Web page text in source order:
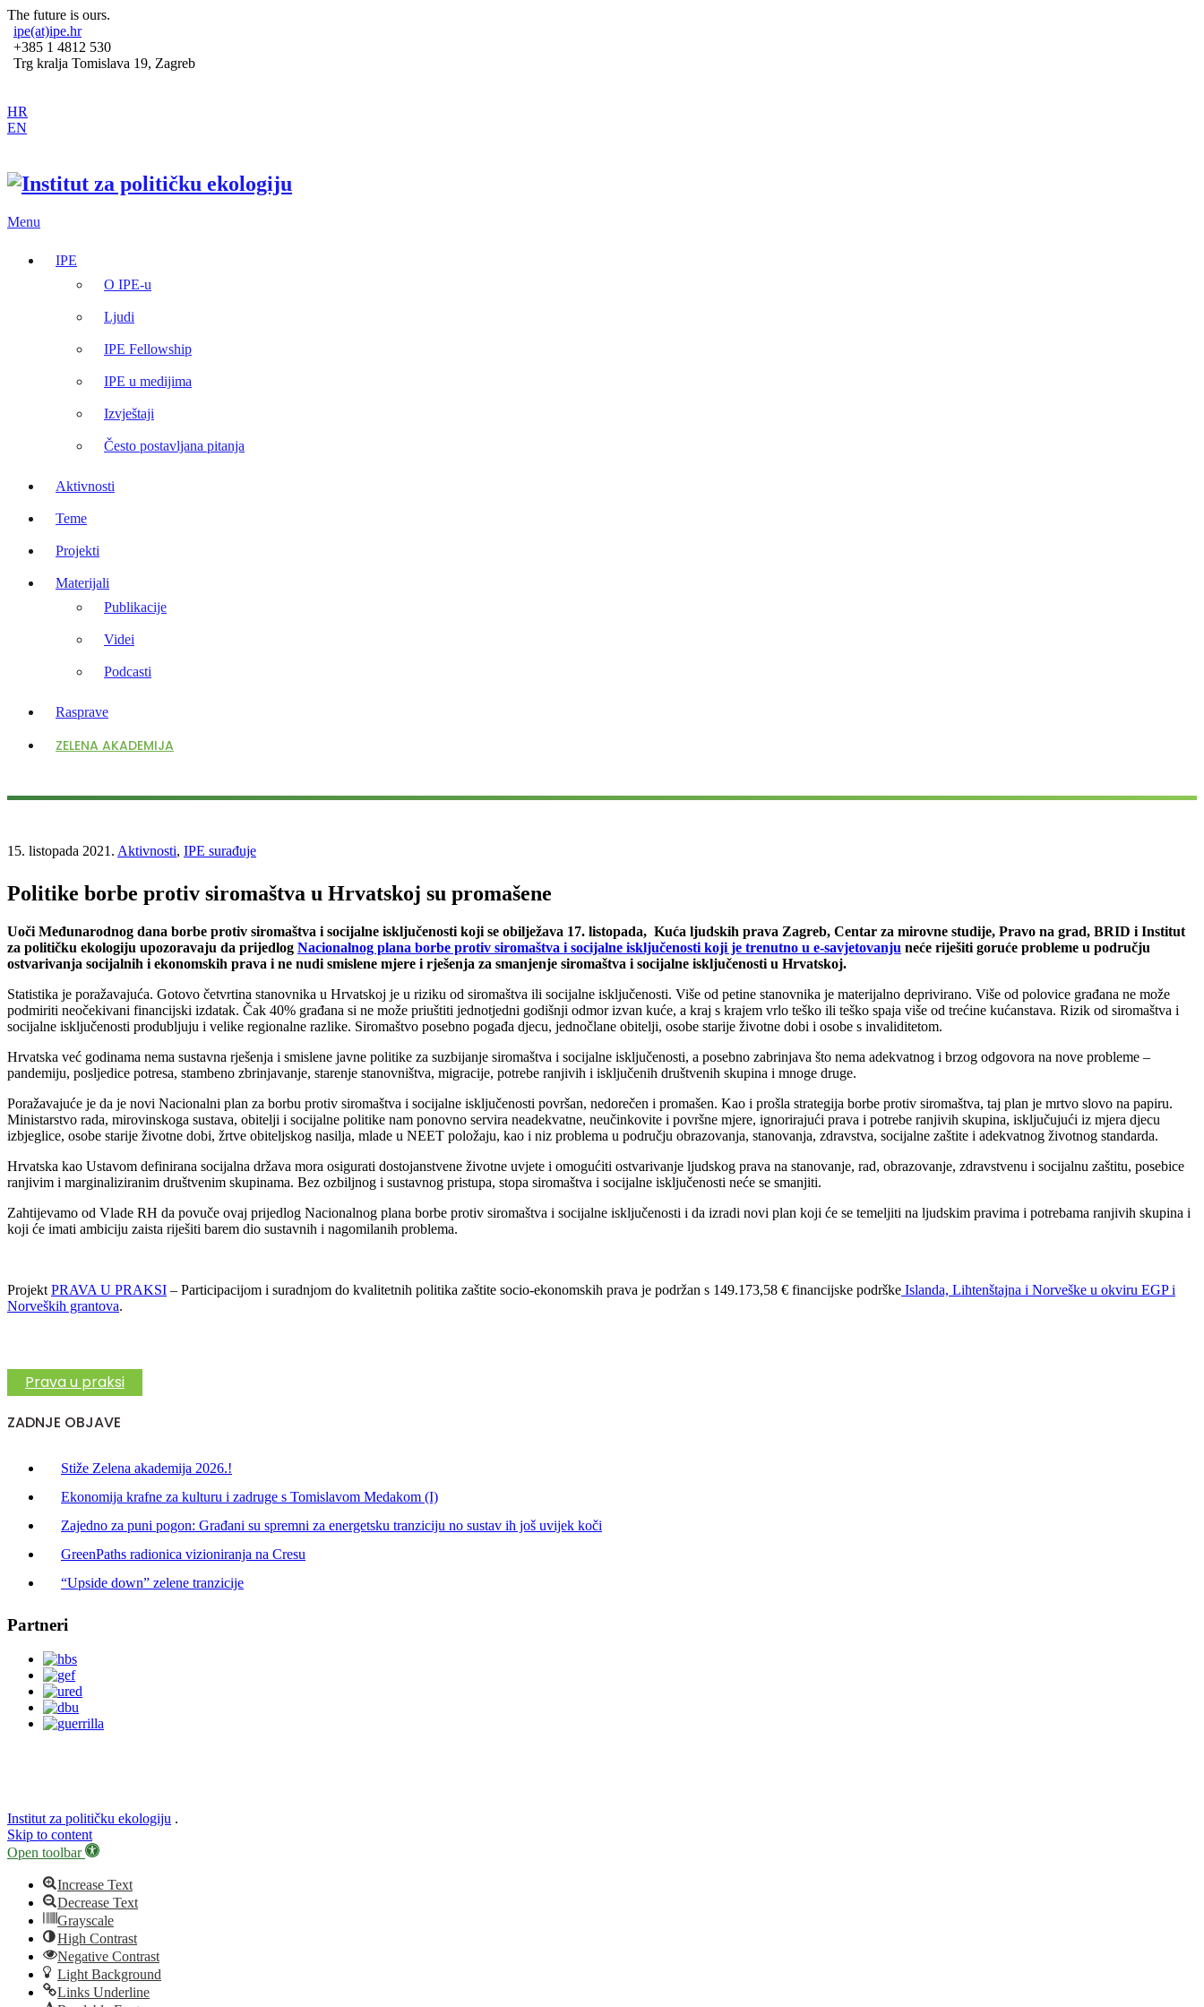
The future is ours.
ipe(at)ipe.hr
+385 1 4812 530
Trg kralja Tomislava 19, Zagreb
HR
EN
Menu
IPE
O IPE-u
Ljudi
IPE Fellowship
IPE u medijima
Izvještaji
Često postavljana pitanja
Aktivnosti
Teme
Projekti
Materijali
Publikacije
Videi
Podcasti
Rasprave
ZELENA AKADEMIJA
15. listopada 2021. Aktivnosti, IPE surađuje
Politike borbe protiv siromaštva u Hrvatskoj su promašene
Uoči Međunarodnog dana borbe protiv siromaštva i socijalne isključenosti koji se obilježava 17. listopada, Kuća ljudskih prava Zagreb, Centar za mirovne studije, Pravo na grad, BRID i Institut
za političku ekologiju upozoravaju da prijedlog Nacionalnog plana borbe protiv siromaštva i socijalne isključenosti koji je trenutno u e-savjetovanju neće riješiti goruće probleme u području
ostvarivanja socijalnih i ekonomskih prava i ne nudi smislene mjere i rješenja za smanjenje siromaštva i socijalne isključenosti u Hrvatskoj.
Statistika je poražavajuća. Gotovo četvrtina stanovnika u Hrvatskoj je u riziku od siromaštva ili socijalne isključenosti. Više od petine stanovnika je materijalno deprivirano. Više od polovice građana ne može
podmiriti neočekivani financijski izdatak. Čak 40% građana si ne može priuštiti jednotjedni godišnji odmor izvan kuće, a kraj s krajem vrlo teško ili teško spaja više od trećine kućanstava. Rizik od siromaštva i
socijalne isključenosti produbljuju i velike regionalne razlike. Siromaštvo posebno pogađa djecu, jednočlane obitelji, osobe starije životne dobi i osobe s invaliditetom.
Hrvatska već godinama nema sustavna rješenja i smislene javne politike za suzbijanje siromaštva i socijalne isključenosti, a posebno zabrinjava što nema adekvatnog i brzog odgovora na nove probleme –
pandemiju, posljedice potresa, stambeno zbrinjavanje, starenje stanovništva, migracije, potrebe ranjivih i isključenih društvenih skupina i mnoge druge.
Poražavajuće je da je novi Nacionalni plan za borbu protiv siromaštva i socijalne isključenosti površan, nedorečen i promašen. Kao i prošla strategija borbe protiv siromaštva, taj plan je mrtvo slovo na papiru.
Ministarstvo rada, mirovinskoga sustava, obitelji i socijalne politike nam ponovno servira neadekvatne, neučinkovite i površne mjere, ignorirajući prava i potrebe ranjivih skupina, isključujući iz mjera djecu
izbjeglice, osobe starije životne dobi, žrtve obiteljskog nasilja, mlade u NEET položaju, kao i niz problema u području obrazovanja, stanovanja, zdravstva, socijalne zaštite i adekvatnog životnog standarda.
Hrvatska kao Ustavom definirana socijalna država mora osigurati dostojanstvene životne uvjete i omogućiti ostvarivanje ljudskog prava na stanovanje, rad, obrazovanje, zdravstvenu i socijalnu zaštitu, posebice
ranjivim i marginaliziranim društvenim skupinama. Bez ozbiljnog i sustavnog pristupa, stopa siromaštva i socijalne isključenosti neće se smanjiti.
Zahtijevamo od Vlade RH da povuče ovaj prijedlog Nacionalnog plana borbe protiv siromaštva i socijalne isključenosti i da izradi novi plan koji će se temeljiti na ljudskim pravima i potrebama ranjivih skupina i
koji će imati ambiciju zaista riješiti barem dio sustavnih i nagomilanih problema.
Projekt PRAVA U PRAKSI – Participacijom i suradnjom do kvalitetnih politika zaštite socio-ekonomskih prava je podržan s 149.173,58 € financijske podrške Islanda, Lihtenštajna i Norveške u okviru EGP i
Norveških grantova.
Prava u praksi
ZADNJE OBJAVE
Stiže Zelena akademija 2026.!
Ekonomija krafne za kulturu i zadruge s Tomislavom Medakom (I)
Zajedno za puni pogon: Građani su spremni za energetsku tranziciju no sustav ih još uvijek koči
GreenPaths radionica vizioniranja na Cresu
“Upside down” zelene tranzicije
Partneri
Institut za političku ekologiju .
Skip to content
Open toolbar
Increase Text
Decrease Text
Grayscale
High Contrast
Negative Contrast
Light Background
Links Underline